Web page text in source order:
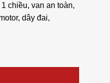
chiều, van an toàn,
dây đai,